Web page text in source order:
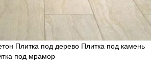
Плитка под дерево Плитка под камень
под мрамор